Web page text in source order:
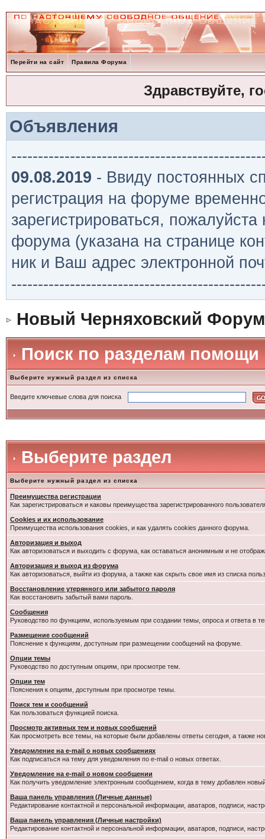
Перейти на сайт Правила Форума
Здравствуйте,
Объявления
09.08.2019 - Ввиду постоянных
регистрация на форуме
зарегистрироваться,
форума (указана на странице
ник и Ваш адрес электронной
Новый Черняховский Форум
Поиск по разделам помощи
Выберите нужный раздел из списка
Введите ключевые слова для поиска
Выберите раздел
Выберите нужный раздел из списка
Преимущества регистрации
Как зарегистрироваться и каковы преимущества зарегистрированного
Cookies и их использование
Преимущества использования cookies, и как удалять cookies данного форума.
Авторизация и выход
Как авторизоваться и выходить с форума, как оставаться анонимным и не
Авторизация и выход из форума
Как авторизоваться, выйти из форума, а также как скрыть свое имя из списка
Восстановление утерянного или забытого пароля
Как восстановить забытый вами пароль.
Сообщения
Руководство по функциям, используемым при создании темы, опроса и ответа в
Размещение сообщений
Пояснение к функциям, доступным при размещении сообщений на форуме.
Опции темы
Руководство по доступным опциям, при просмотре тем.
Опции тем
Пояснения к опциям, доступным при просмотре темы.
Поиск тем и сообщений
Как пользоваться функцией поиска.
Просмотр активных тем и новых сообщений
Как просмотреть все темы, на которые были добавлены ответы сегодня, а также
Уведомление на e-mail о новых сообщениях
Как подписаться на тему для уведомления по e-mail о новых ответах.
Уведомление на е-mail о новом сообщении
Как получить уведомление электронным сообщением, когда в тему добавлен
Ваша панель управления (Личные данные)
Редактирование контактной и персональной информации, аватаров, подписи,
Ваша панель управления (Личные настройки)
Редактирование контактной и персональной информации, аватаров, подписи,